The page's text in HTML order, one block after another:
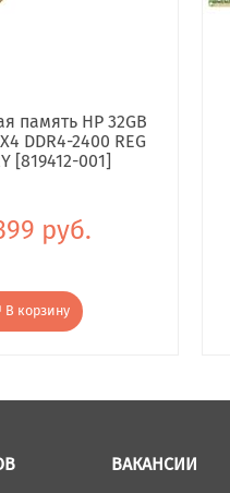
память HP 32GB
DDR4-2400 REG
[819412-001]
руб.
В корзину
ВАКАНСИИ